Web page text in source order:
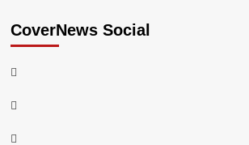
CoverNews Social
Facebook
Twitter
Youtube